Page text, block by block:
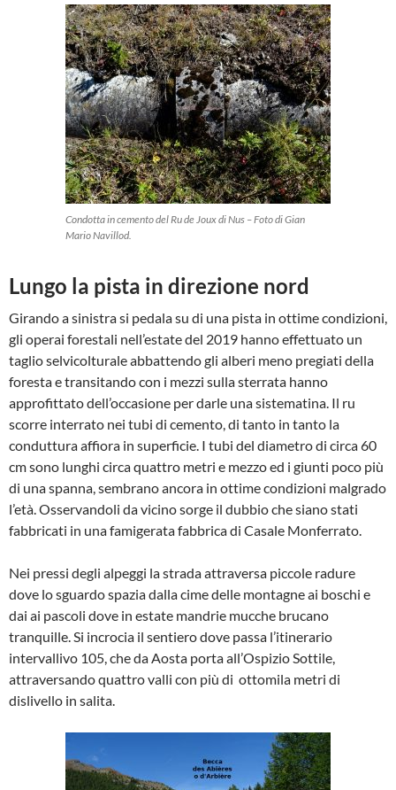
Condotta in cemento del Ru de Joux di Nus – Foto di Gian
Mario Navillod.
Lungo la pista in direzione nord
Girando a sinistra si pedala su di una pista in ottime condizioni,
gli operai forestali nell’estate del 2019 hanno effettuato un
taglio selvicolturale abbattendo gli alberi meno pregiati della
foresta e transitando con i mezzi sulla sterrata hanno
approfittato dell’occasione per darle una sistematina. Il ru
scorre interrato nei tubi di cemento, di tanto in tanto la
conduttura affiora in superficie. I tubi del diametro di circa 60
cm sono lunghi circa quattro metri e mezzo ed i giunti poco più
di una spanna, sembrano ancora in ottime condizioni malgrado
l’età. Osservandoli da vicino sorge il dubbio che siano stati
fabbricati in una famigerata fabbrica di Casale Monferrato.
Nei pressi degli alpeggi la strada attraversa piccole radure
dove lo sguardo spazia dalla cime delle montagne ai boschi e
dai ai pascoli dove in estate mandrie mucche brucano
tranquille. Si incrocia il sentiero dove passa l’itinerario
intervallivo 105, che da Aosta porta all’Ospizio Sottile,
attraversando quattro valli con più di ottomila metri di
dislivello in salita.